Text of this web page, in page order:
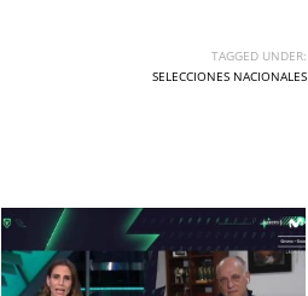
TAGGED UNDER:
SELECCIONES NACIONALES